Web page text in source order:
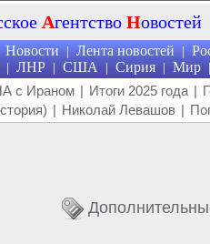
Агентство Новостей
Новости | Лента новостей |
| ЛНР | США | Сирия | Мир |
с Ираном | Итоги 2025 года |
| Николай Левашов |